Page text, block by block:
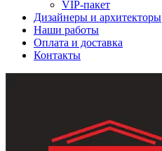
VIP-пакет
Дизайнеры и архитекторы
Наши работы
Оплата и доставка
Контакты